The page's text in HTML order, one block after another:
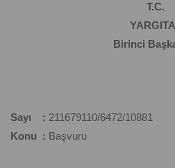
T.C.
Birinci
Sayı : 211679110/6472/10881
Konu : Başvuru